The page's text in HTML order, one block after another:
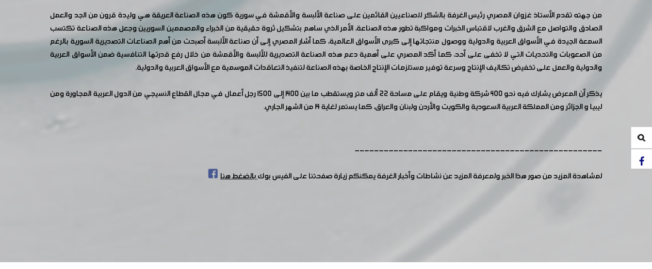
من جهته تقدم الأستاذ غزوان المصري رئيس الغرفة بالشكر للصناعيين القائمين على صناعة الألبسة والأقمشة في سورية كون هذه الصناعة العريقة هي وليدة قرون من الجد والعمل
الصادق والتواصل مع الشرق والغرب لاقتباس الخبرات ومواكبة تطور هذه الصناعة، الأمر الذي ساهم بتشكيل ثروة حقيقية من الخبراء والمصممين السوريين وجعل هذه الصناعة تكتسب
السمعة الجيدة في الأسواق العربية والدولية ووصول منتجاتها إلى كبرى الأسواق العالمية، كما أشار المصري إلى أن صناعة الألبسة أصبحت من أهم الصناعات التصديرية السورية بالرغم
من الصعوبات والتحديات التي لا تخفى على أحد، كما أكد المصري على أهمية دعم هذه الصناعة التصديرية للألبسة والأقمشة من خلال رفع قدرتها التنافسية ضمن الأسواق العربية
والدولية والعمل على تخفيض تكاليف الإنتاج وسرعة توفير مستلزمات الإنتاج الخاصة بهذه الصناعة لتنفيذ التعاقدات الموسمية مع الأسواق العربية والدولية.
يذكر أن المعرض يشارك فيه نحو ٤٠٠ شركة وطنية ويقام على مساحة ٢٢ ألف متر ويستقطب ما بين ١٤٠٠ إلى ١٥٠٠ رجل أعمال في مجال القطاع النسيجي من الدول العربية المجاورة ومن
ليبيا و الجزائر ومن المملكة العربية السعودية والكويت والأردن ولبنان والعراق، كما يستمر لغاية ١٤ من الشهر الجاري.
---------------------------------------------------
لمشاهدة المزيد من صور هذا الخبر ولمعرفة المزيد عن نشاطات وأخبار الغرفة يمكنكم زيارة صفحتنا على الفيس بوكبالضغط هنا